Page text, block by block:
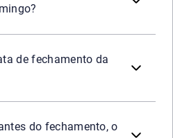
de fechamento da
do fechamento, o